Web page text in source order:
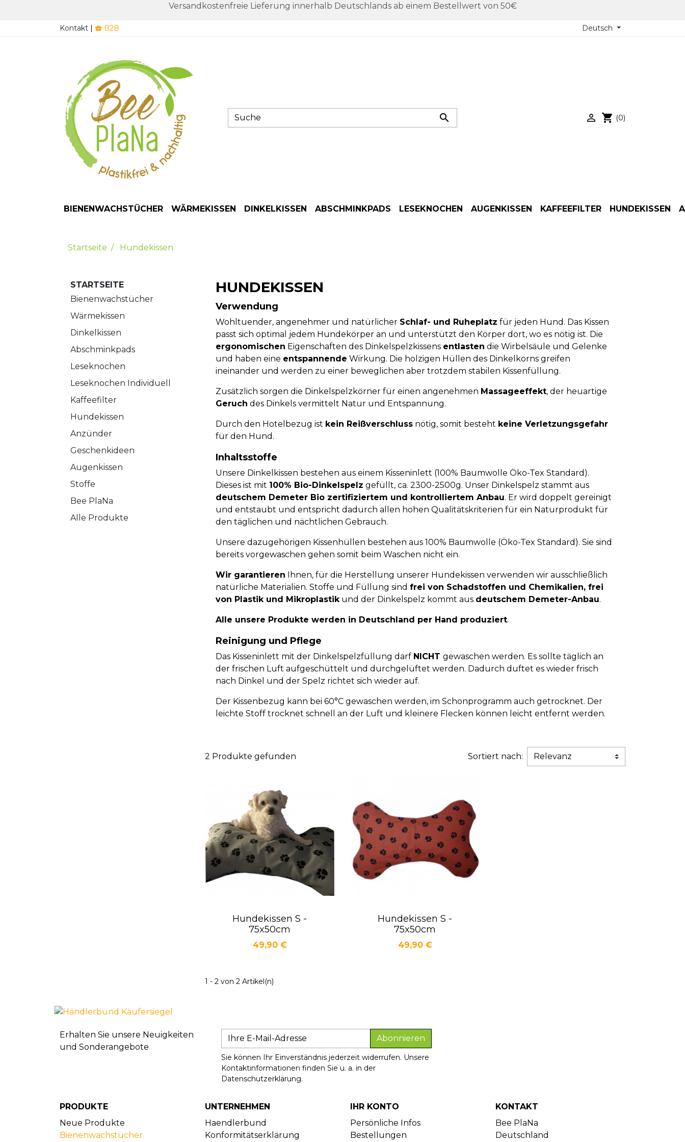
Versandkostenfreie Lieferung innerhalb Deutschlands ab einem Bestellwert von 50€
Kontakt |  B2B Deutsch
  shopping_cart (0)
BIENENWACHSTÜCHER
Set M / 2 Stück
Rolle / 1 Stück
Verwendung
Inhaltsstoffe
WÄRMEKISSEN
DINKELKISSEN
ABSCHMINKPADS
LESEKNOCHEN
AUGENKISSEN
KAFFEEFILTER
HUNDEKISSEN
Startseite Hundekissen
STARTSEITE
Bienenwachstücher
Wärmekissen
Dinkelkissen
Abschminkpads
Leseknochen
Leseknochen Individuell
Kaffeefilter
Hundekissen
Anzünder
Geschenkideen
Augenkissen
Stoffe
Bee PlaNa
Alle Produkte
HUNDEKISSEN
Verwendung
Wohltuender, angenehmer und natürlicher Schlaf- und Ruheplatz für jeden Hund. Das Kissen
passt sich optimal jedem Hundekörper an und unterstützt den Körper dort, wo es nötig ist. Die
ergonomischen Eigenschaften des Dinkelspelzkissens entlasten die Wirbelsäule und Gelenke
und haben eine entspannende Wirkung. Die holzigen Hüllen des Dinkelkorns greifen
ineinander und werden zu einer beweglichen aber trotzdem stabilen Kissenfüllung.
Zusätzlich sorgen die Dinkelspelzkörner für einen angenehmen Massageeffekt, der heuartige
Geruch des Dinkels vermittelt Natur und Entspannung.
Durch den Hotelbezug ist kein Reißverschluss nötig, somit besteht keine Verletzungsgefahr
für den Hund.
Inhaltsstoffe
Unsere Dinkelkissen bestehen aus einem Kisseninlett (100% Baumwolle Öko-Tex Standard).
Dieses ist mit 100% Bio-Dinkelspelz gefüllt, ca. 2300-2500g. Unser Dinkelspelz stammt aus
deutschem Demeter Bio zertifiziertem und kontrolliertem Anbau. Er wird doppelt gereinigt
und entstaubt und entspricht dadurch allen hohen Qualitätskriterien für ein Naturprodukt für
den täglichen und nächtlichen Gebrauch.
Unsere dazugehörigen Kissenhüllen bestehen aus 100% Baumwolle (Öko-Tex Standard). Sie sind
bereits vorgewaschen gehen somit beim Waschen nicht ein.
Wir garantieren Ihnen, für die Herstellung unserer Hundekissen verwenden wir ausschließlich
natürliche Materialien. Stoffe und Füllung sind frei von Schadstoffen und Chemikalien, frei
von Plastik und Mikroplastik und der Dinkelspelz kommt aus deutschem Demeter-Anbau.
Alle unsere Produkte werden in Deutschland per Hand produziert.
Reinigung und Pflege
Das Kisseninlett mit der Dinkelspelzfüllung darf NICHT gewaschen werden. Es sollte täglich an
der frischen Luft aufgeschüttelt und durchgelüftet werden. Dadurch duftet es wieder frisch
nach Dinkel und der Spelz richtet sich wieder auf.
Der Kissenbezug kann bei 60°C gewaschen werden, im Schonprogramm auch getrocknet. Der
leichte Stoff trocknet schnell an der Luft und kleinere Flecken können leicht entfernt werden.
2 Produkte gefunden Sortiert nach:
Vorschau
Hundekissen S -
75x50cm
Preis
49,90 €
Vorschau
Hundekissen S -
75x50cm
Preis
49,90 €
1 - 2 von 2 Artikel(n)
Erhalten Sie unsere Neuigkeiten
und Sonderangebote
Abonnieren
Sie können Ihr Einverständnis jederzeit widerrufen. Unsere
Kontaktinformationen finden Sie u. a. in der
Datenschutzerklärung.
PRODUKTE
Neue Produkte
Bienenwachstücher
UNTERNEHMEN
Haendlerbund
Konformitätserklärung
IHR KONTO
Persönliche Infos
Bestellungen
KONTAKT
Bee PlaNa
Deutschland